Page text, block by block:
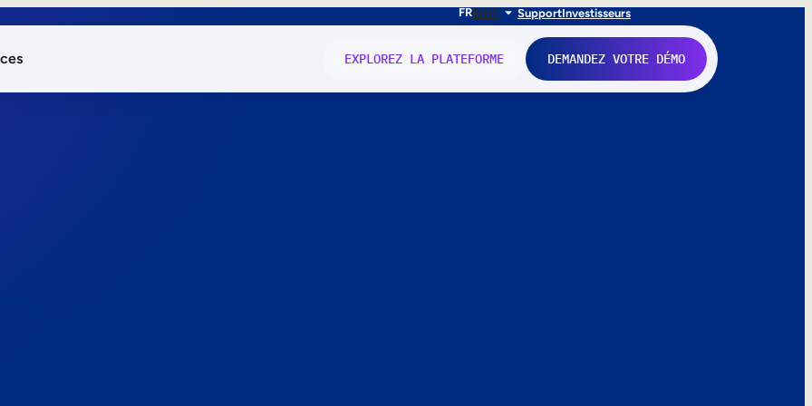
FRENIT SupportInvestisseurs
EXPLOREZ LA PLATEFORME DEMANDEZ VOTRE DÉMO